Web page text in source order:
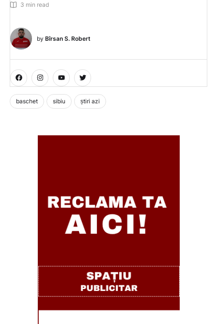
3 min read
by Bîrsan S. Robert
baschet sibiu știri azi